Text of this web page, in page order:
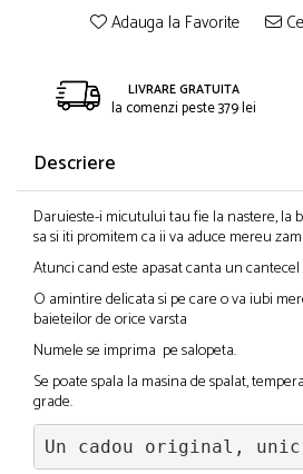
Adauga la Favorite
LIVRARE GRATUITA
la comenzi peste 379 lei
Descriere
Daruieste-i micutului tau fie la nastere, la
sa si iti promitem ca ii va aduce mereu
Atunci cand este apasat canta un
O amintire delicata si pe care o va iubi
baieteilor de orice varsta
Numele se imprima pe salopeta.
Se poate spala la masina de spalat,
grade.
Un cadou original,